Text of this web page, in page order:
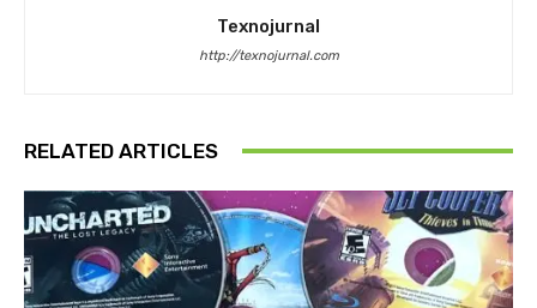
Texnojurnal
http://texnojurnal.com
RELATED ARTICLES